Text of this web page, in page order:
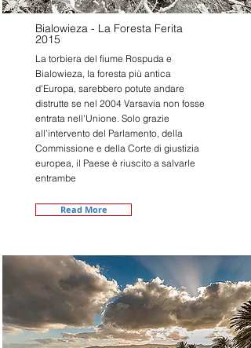
Bialowieza - La Foresta Ferita
2015
La torbiera del fiume Rospuda e
Bialowieza, la foresta più antica
d'Europa, sarebbero potute andare
distrutte se nel 2004 Varsavia non fosse
entrata nell'Unione. Solo grazie
all’intervento del Parlamento, della
Commissione e della Corte di giustizia
europea, il Paese è riuscito a salvarle
entrambe
Read More